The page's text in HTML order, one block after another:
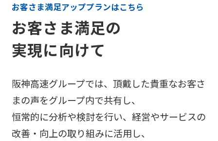
トに対す
る基本方
針
契
約
デー
タ
お客さま満足アッププランはこちら
お客さま満足の
実現に向けて
阪神高速グループでは、頂戴した貴重なお客さ
まの声をグループ内で共有し、
恒常的に分析や検討を行い、経営やサービスの
改善・向上の取り組みに活用し、